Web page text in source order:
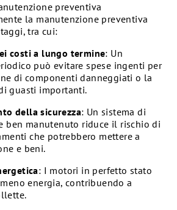
preventiva
la manutenzione preventiva
tra cui:
costi a lungo termine: Un
può evitare spese ingenti per
di componenti danneggiati o la
guasti importanti.
della sicurezza: Un sistema di
ben manutenuto riduce il rischio di
che potrebbero mettere a
e beni.
: I motori in perfetto stato
energia, contribuendo a